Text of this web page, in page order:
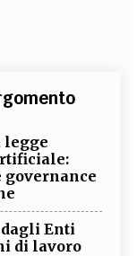
legge
Enti
di lavoro